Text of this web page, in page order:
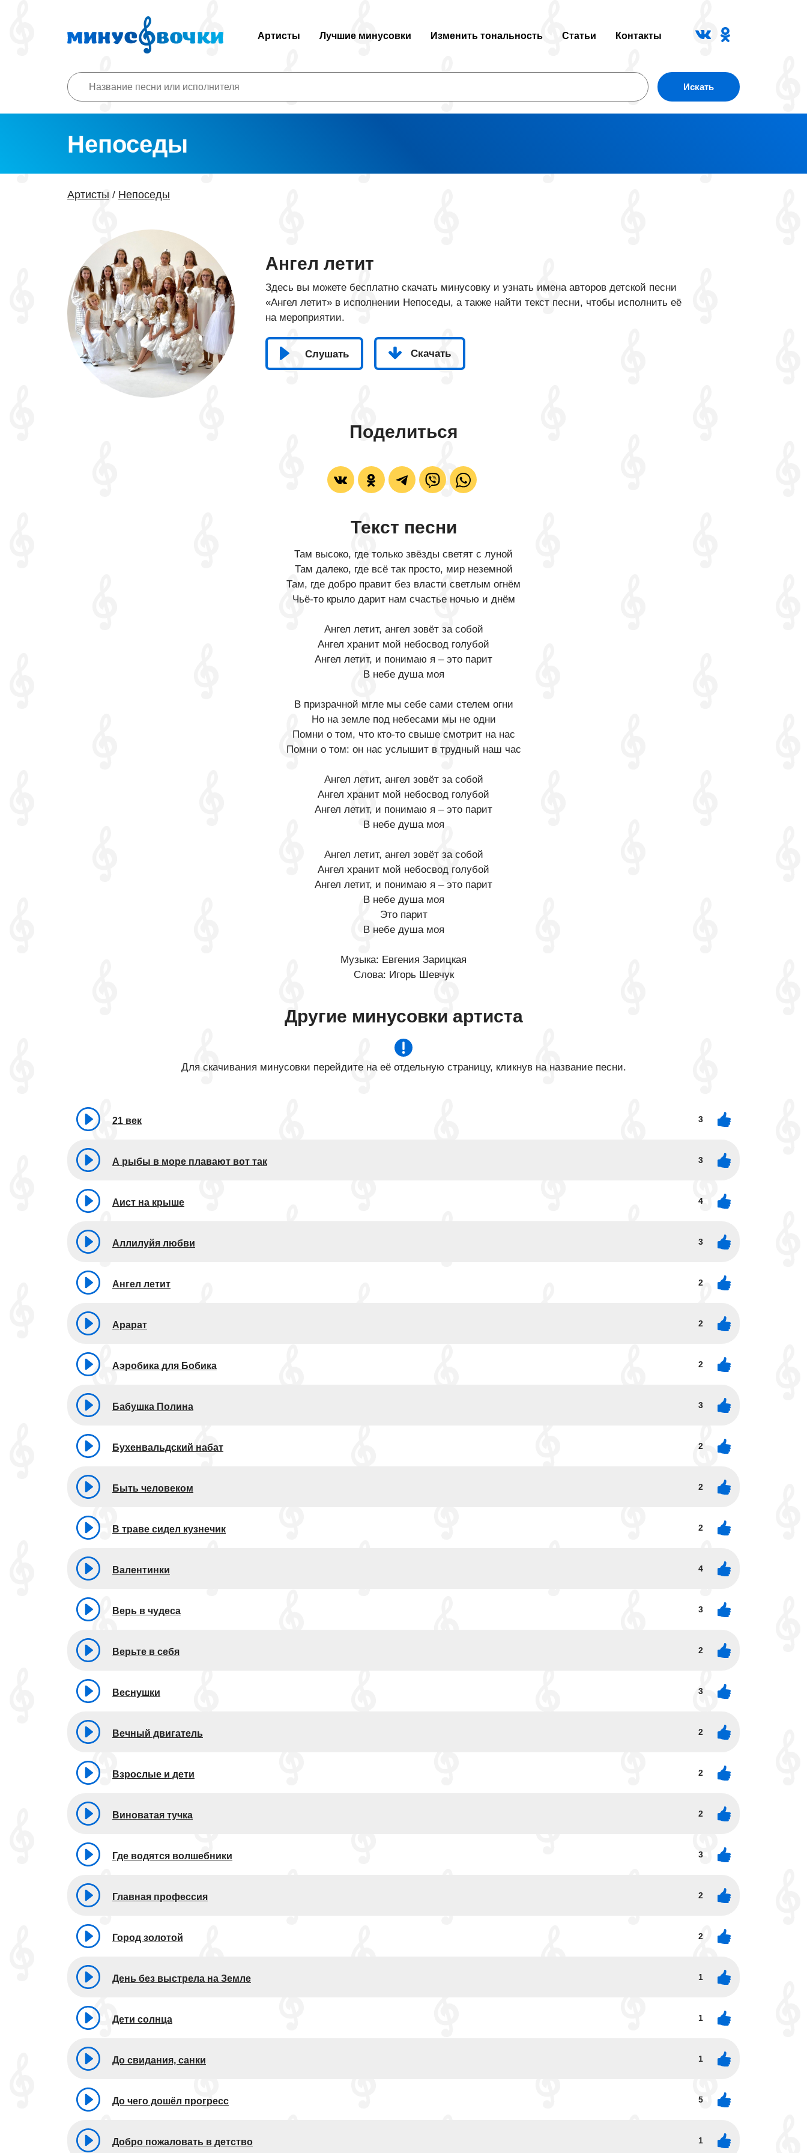
Артисты Лучшие минусовки Изменить тональность Статьи Контакты
Искать
Непоседы
Артисты / Непоседы
Ангел летит
Здесь вы можете бесплатно скачать минусовку и узнать имена авторов детской песни
«Ангел летит» в исполнении Непоседы, а также найти текст песни, чтобы исполнить её
на мероприятии.
Слушать Скачать
Поделиться
Текст песни
Там высоко, где только звёзды светят с луной
Там далеко, где всё так просто, мир неземной
Там, где добро правит без власти светлым огнём
Чьё-то крыло дарит нам счастье ночью и днём
Ангел летит, ангел зовёт за собой
Ангел хранит мой небосвод голубой
Ангел летит, и понимаю я – это парит
В небе душа моя
В призрачной мгле мы себе сами стелем огни
Но на земле под небесами мы не одни
Помни о том, что кто-то свыше смотрит на нас
Помни о том: он нас услышит в трудный наш час
Ангел летит, ангел зовёт за собой
Ангел хранит мой небосвод голубой
Ангел летит, и понимаю я – это парит
В небе душа моя
Ангел летит, ангел зовёт за собой
Ангел хранит мой небосвод голубой
Ангел летит, и понимаю я – это парит
В небе душа моя
Это парит
В небе душа моя
Музыка: Евгения Зарицкая
Слова: Игорь Шевчук
Другие минусовки артиста
Для скачивания минусовки перейдите на её отдельную страницу, кликнув на название песни.
21 век 3
А рыбы в море плавают вот так 3
Аист на крыше 4
Аллилуйя любви 3
Ангел летит 2
Арарат 2
Аэробика для Бобика 2
Бабушка Полина 3
Бухенвальдский набат 2
Быть человеком 2
В траве сидел кузнечик 2
Валентинки 4
Верь в чудеса 3
Верьте в себя 2
Веснушки 3
Вечный двигатель 2
Взрослые и дети 2
Виноватая тучка 2
Где водятся волшебники 3
Главная профессия 2
Город золотой 2
День без выстрела на Земле 1
Дети солнца 1
До свидания, санки 1
До чего дошёл прогресс 5
Добро пожаловать в детство 1